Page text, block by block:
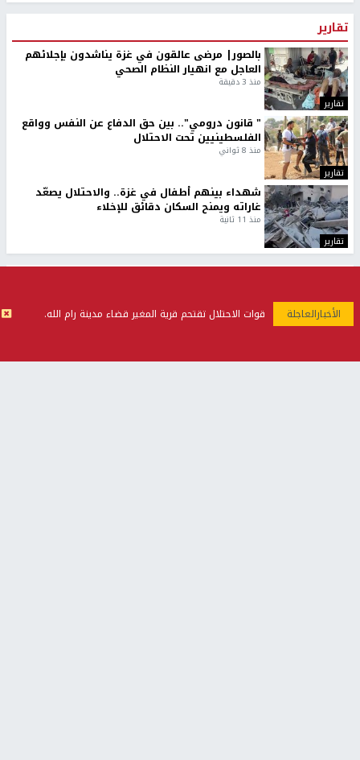
قوات الاحتلال تقتحم قرية المغير قضاء مدينة رام الله.
تقارير
تقارير
بالصور| مرضى عالقون في غزة يناشدون بإجلائهم
العاجل مع انهيار النظام الصحي
منذ 3 دقيقة
تقارير
" قانون درومي".. بين حق الدفاع عن النفس وواقع
الفلسطينيين تحت الاحتلال
منذ 8 ثواني
تقارير
شهداء بينهم أطفال في غزة.. والاحتلال يصعّد
غاراته ويمنح السكان دقائق للإخلاء
منذ 11 ثانية
تصريحات خاصة تصريحات خاصة